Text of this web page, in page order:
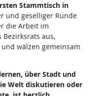
Stammtisch in
und geselliger Runde
die Arbeit im
aus,
wälzen gemeinsam
über Stadt und
Welt diskutieren oder